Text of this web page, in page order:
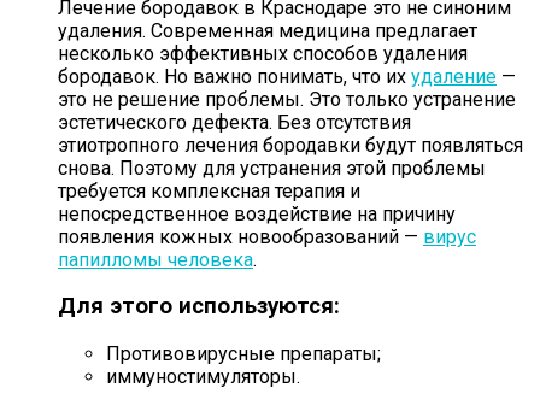
Лечение бородавок в Краснодаре это не синоним
удаления. Современная медицина предлагает
несколько эффективных способов удаления
бородавок. Но важно понимать, что их удаление —
это не решение проблемы. Это только устранение
эстетического дефекта. Без отсутствия
этиотропного лечения бородавки будут появляться
снова. Поэтому для устранения этой проблемы
требуется комплексная терапия и
непосредственное воздействие на причину
появления кожных новообразований — вирус
папилломы человека.
Для этого используются:
Противовирусные препараты;
иммуностимуляторы.